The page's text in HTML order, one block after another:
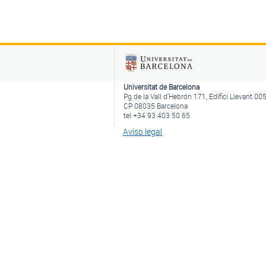
Universitat de Barcelona
Pg de la Vall d'Hebrón 171, Edifici Llevant 005
CP 08035 Barcelona
tel +34 93 403 50 65
Aviso legal